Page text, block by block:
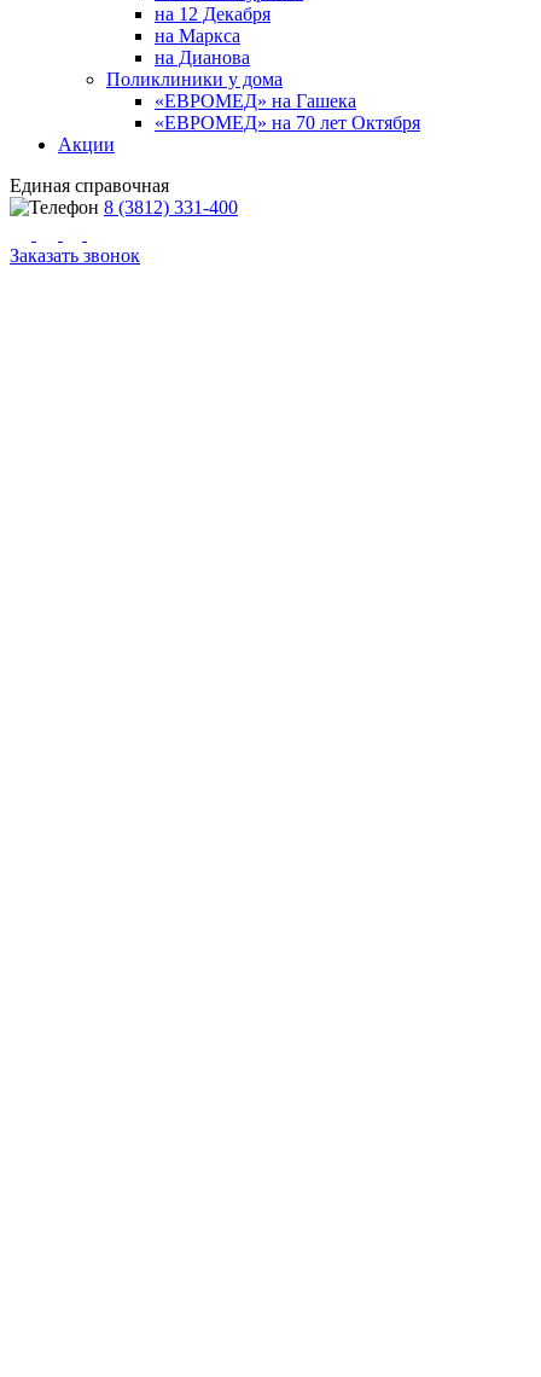
на 12 Декабря
на Маркса
на Дианова
Поликлиники у дома
«ЕВРОМЕД» на Гашека
«ЕВРОМЕД» на 70 лет Октября
Акции
Единая справочная
8 (3812) 331-400
Заказать звонок